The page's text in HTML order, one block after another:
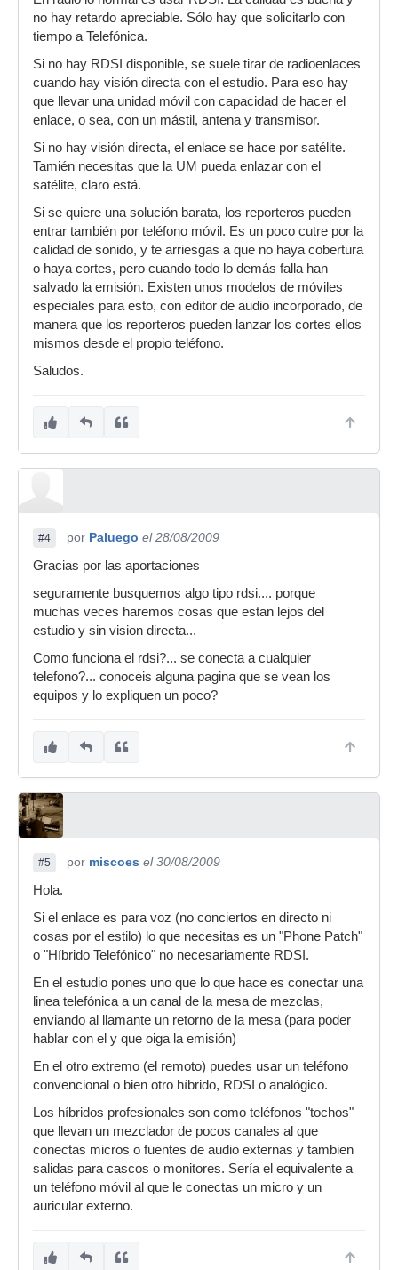
no hay retardo apreciable. Sólo hay que solicitarlo con
tiempo a Telefónica.
Si no hay RDSI disponible, se suele tirar de radioenlaces
cuando hay visión directa con el estudio. Para eso hay
que llevar una unidad móvil con capacidad de hacer el
enlace, o sea, con un mástil, antena y transmisor.
Si no hay visión directa, el enlace se hace por satélite.
Tamién necesitas que la UM pueda enlazar con el
satélite, claro está.
Si se quiere una solución barata, los reporteros pueden
entrar también por teléfono móvil. Es un poco cutre por la
calidad de sonido, y te arriesgas a que no haya cobertura
o haya cortes, pero cuando todo lo demás falla han
salvado la emisión. Existen unos modelos de móviles
especiales para esto, con editor de audio incorporado, de
manera que los reporteros pueden lanzar los cortes ellos
mismos desde el propio teléfono.
Saludos.
#4 por Paluego el 28/08/2009
Gracias por las aportaciones
seguramente busquemos algo tipo rdsi.... porque
muchas veces haremos cosas que estan lejos del
estudio y sin vision directa...
Como funciona el rdsi?... se conecta a cualquier
telefono?... conoceis alguna pagina que se vean los
equipos y lo expliquen un poco?
#5 por miscoes el 30/08/2009
Hola.
Si el enlace es para voz (no conciertos en directo ni
cosas por el estilo) lo que necesitas es un "Phone Patch"
o "Híbrido Telefónico" no necesariamente RDSI.
En el estudio pones uno que lo que hace es conectar una
linea telefónica a un canal de la mesa de mezclas,
enviando al llamante un retorno de la mesa (para poder
hablar con el y que oiga la emisión)
En el otro extremo (el remoto) puedes usar un teléfono
convencional o bien otro híbrido, RDSI o analógico.
Los híbridos profesionales son como teléfonos "tochos"
que llevan un mezclador de pocos canales al que
conectas micros o fuentes de audio externas y tambien
salidas para cascos o monitores. Sería el equivalente a
un teléfono móvil al que le conectas un micro y un
auricular externo.